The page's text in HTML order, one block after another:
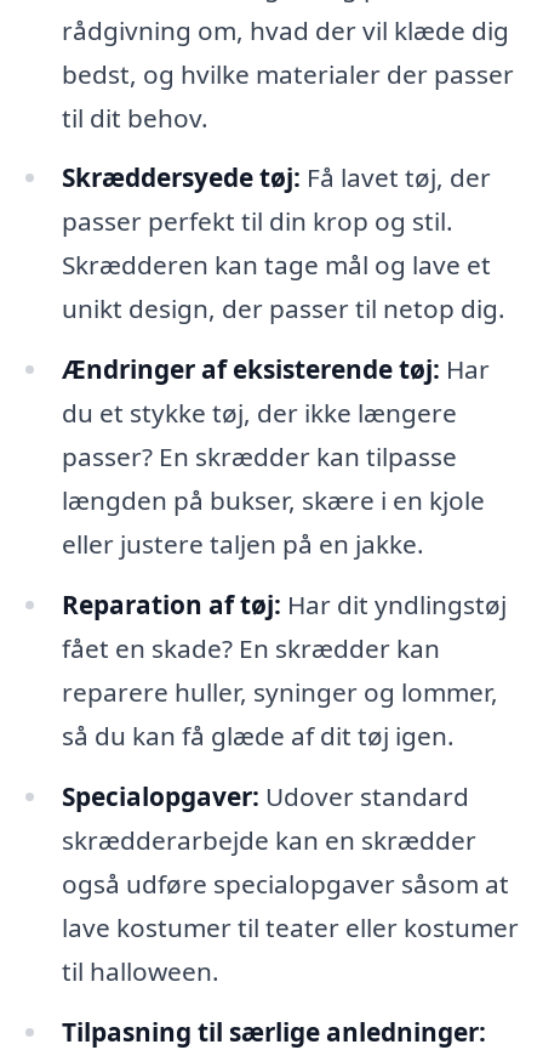
rådgivning om, hvad der vil klæde dig
bedst, og hvilke materialer der passer
til dit behov.
Skræddersyede tøj: Få lavet tøj, der
passer perfekt til din krop og stil.
Skrædderen kan tage mål og lave et
unikt design, der passer til netop dig.
Ændringer af eksisterende tøj: Har
du et stykke tøj, der ikke længere
passer? En skrædder kan tilpasse
længden på bukser, skære i en kjole
eller justere taljen på en jakke.
Reparation af tøj: Har dit yndlingstøj
fået en skade? En skrædder kan
reparere huller, syninger og lommer,
så du kan få glæde af dit tøj igen.
Specialopgaver: Udover standard
skrædderarbejde kan en skrædder
også udføre specialopgaver såsom at
lave kostumer til teater eller kostumer
til halloween.
Tilpasning til særlige anledninger: